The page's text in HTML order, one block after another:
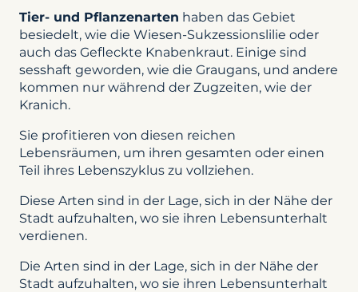
Tier- und Pflanzenarten haben das Gebiet
besiedelt, wie die Wiesen-Sukzessionslilie oder
auch das Gefleckte Knabenkraut. Einige sind
sesshaft geworden, wie die Graugans, und andere
kommen nur während der Zugzeiten, wie der
Kranich.
Sie profitieren von diesen reichen
Lebensräumen, um ihren gesamten oder einen
Teil ihres Lebenszyklus zu vollziehen.
Diese Arten sind in der Lage, sich in der Nähe der
Stadt aufzuhalten, wo sie ihren Lebensunterhalt
verdienen.
Die Arten sind in der Lage, sich in der Nähe der
Stadt aufzuhalten, wo sie ihren Lebensunterhalt